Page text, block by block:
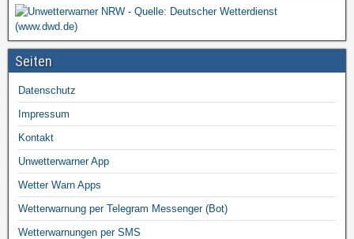
Seiten
Datenschutz
Impressum
Kontakt
Unwetterwarner App
Wetter Warn Apps
Wetterwarnung per Telegram Messenger (Bot)
Wetterwarnungen per SMS